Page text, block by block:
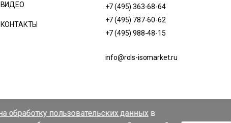
ВИДЕО
КОНТАКТЫ
+7 (495) 363-68-64
+7 (495) 787-60-62
+7 (495) 988-48-15
info@rols-isomarket.ru
обработку пользовательских данных в